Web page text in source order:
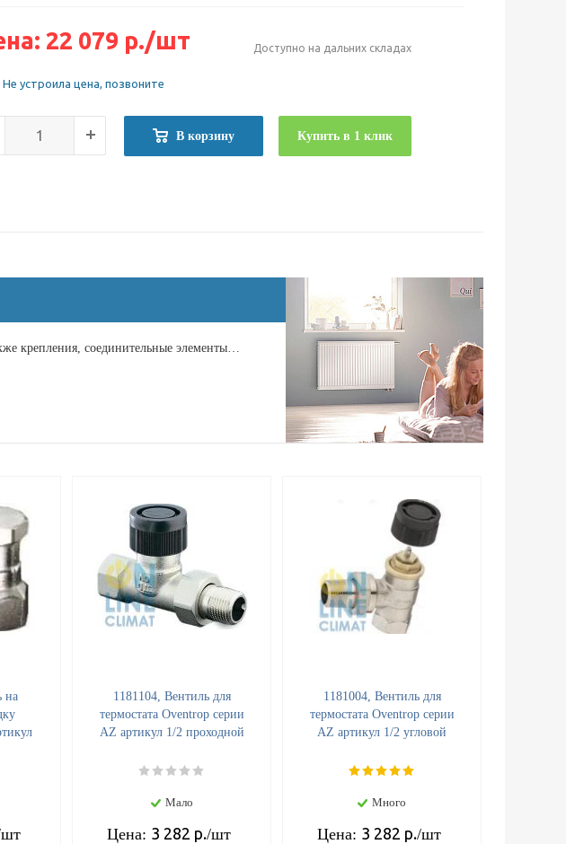
22 079 р./шт Доступно на дальних складах
Не устроила цена, позвоните
В корзину Купить в 1 клик
крепления, соединительные элементы…
на
1181104, Вентиль для
термостата Oventrop серии
АZ артикул 1/2 проходной
Мало
Цена: 3 282 р./шт
1181004, Вентиль для
термостата Oventrop серии
АZ артикул 1/2 угловой
Много
Цена: 3 282 р./шт